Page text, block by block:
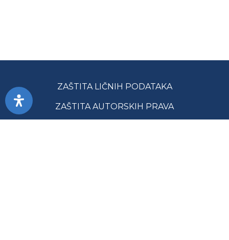
ZAŠTITA LIČNIH PODATAKA
ZAŠTITA AUTORSKIH PRAVA